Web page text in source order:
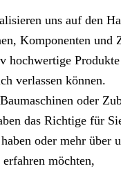
uns auf den
Komponenten und
hochwertige
verlassen können.
oder
das Richtige für
oder mehr über
erfahren möchten,